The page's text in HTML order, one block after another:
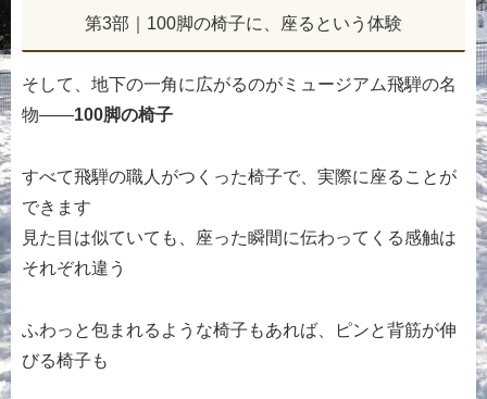
第3部｜100脚の椅子に、座るという体験
そして、地下の一角に広がるのがミュージアム飛騨の名
物――100脚の椅子
すべて飛騨の職人がつくった椅子で、実際に座ることが
できます
見た目は似ていても、座った瞬間に伝わってくる感触は
それぞれ違う
ふわっと包まれるような椅子もあれば、ピンと背筋が伸
びる椅子も